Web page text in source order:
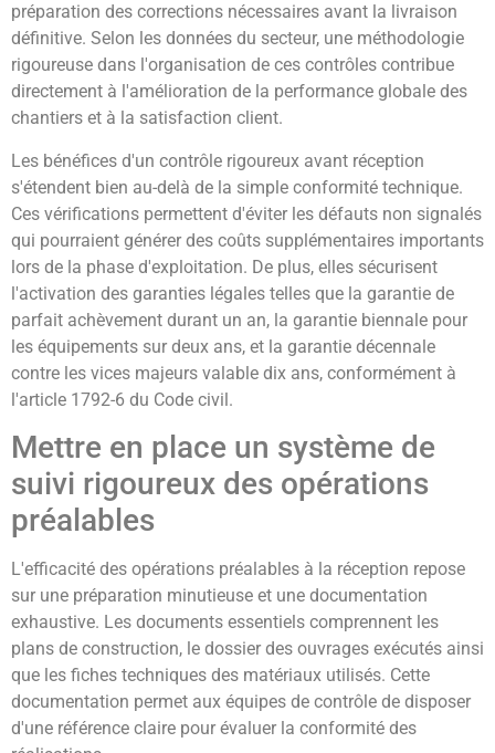
préparation des corrections nécessaires avant la livraison
définitive. Selon les données du secteur, une méthodologie
rigoureuse dans l'organisation de ces contrôles contribue
directement à l'amélioration de la performance globale des
chantiers et à la satisfaction client.
Les bénéfices d'un contrôle rigoureux avant réception
s'étendent bien au-delà de la simple conformité technique.
Ces vérifications permettent d'éviter les défauts non signalés
qui pourraient générer des coûts supplémentaires importants
lors de la phase d'exploitation. De plus, elles sécurisent
l'activation des garanties légales telles que la garantie de
parfait achèvement durant un an, la garantie biennale pour
les équipements sur deux ans, et la garantie décennale
contre les vices majeurs valable dix ans, conformément à
l'article 1792-6 du Code civil.
Mettre en place un système de
suivi rigoureux des opérations
préalables
L'efficacité des opérations préalables à la réception repose
sur une préparation minutieuse et une documentation
exhaustive. Les documents essentiels comprennent les
plans de construction, le dossier des ouvrages exécutés ainsi
que les fiches techniques des matériaux utilisés. Cette
documentation permet aux équipes de contrôle de disposer
d'une référence claire pour évaluer la conformité des